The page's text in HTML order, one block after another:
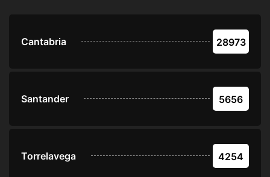
Cantabria 28973
Santander 5656
Torrelavega 4254